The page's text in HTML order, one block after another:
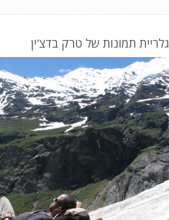
גלריית תמונות של טרק בדצ'ין